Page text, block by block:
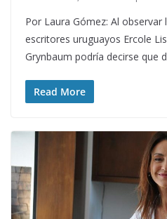
Por Laura Gómez: Al
escritores uruguayos Ercole
Grynbaum podría decirse que
Read More